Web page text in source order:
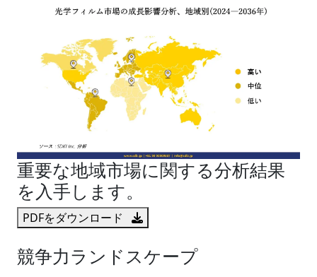
重要な地域市場に関する分析結果
を入手します。
PDFをダウンロード
競争力ランドスケープ